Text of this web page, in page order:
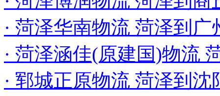
· 菏泽华南物流 菏泽到广
· 菏泽涵佳(原建国)物流
· 郓城正原物流 菏泽到